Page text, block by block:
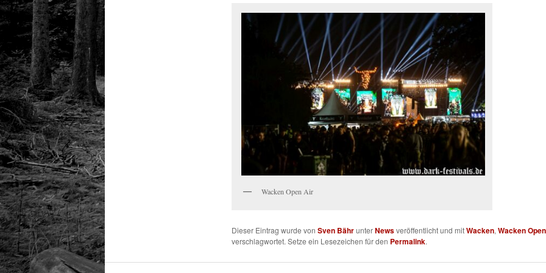
Wacken Open Air
Dieser Eintrag wurde von Sven BährunterNewsveröffentlicht und mitWacken, Wacken
verschlagwortet. Setze ein Lesezeichen für den Permalink.